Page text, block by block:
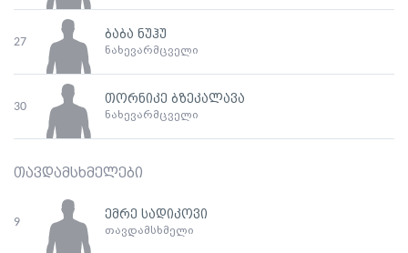
27
ბაბა ნუჰუ
ნახევარმცველი
30
თორნიკე ბზეკალავა
ნახევარმცველი
თავდამსხმელები
9
ემრე სადიკოვი
თავდამსხმელი